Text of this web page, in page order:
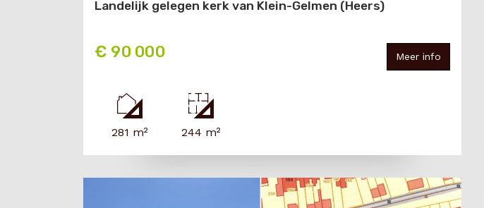
Landelijk gelegen kerk van Klein-Gelmen (Heers)
€ 90 000 Meer info
281 m² 244 m²